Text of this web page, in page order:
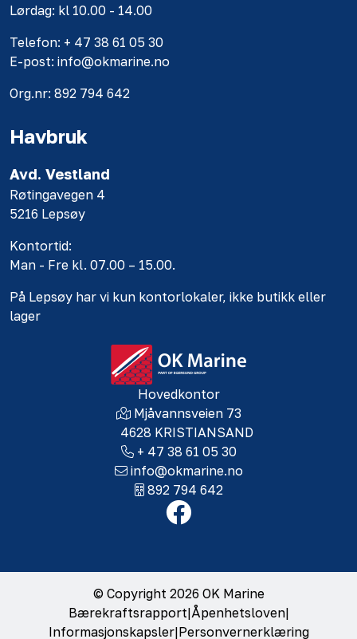
Lørdag: kl 10.00 - 14.00
Telefon: + 47 38 61 05 30
E-post: info@okmarine.no
Org.nr: 892 794 642
Havbruk
Avd. Vestland
Røtingavegen 4
5216 Lepsøy
Kontortid:
Man - Fre kl. 07.00 – 15.00.
På Lepsøy har vi kun kontorlokaler, ikke butikk eller
lager
Hovedkontor
Mjåvannsveien 73
4628 KRISTIANSAND
+ 47 38 61 05 30
info@okmarine.no
892 794 642
© Copyright 2026 OK Marine
Bærekraftsrapport|Åpenhetsloven|
Informasjonskapsler|Personvernerklæring